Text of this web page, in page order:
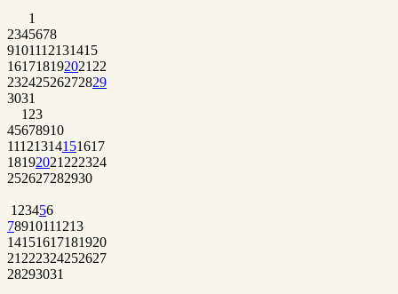
1
2345678
9101112131415
161718192021 22
23242526272829
3031
1 23
45678910
11121314151617
18192021 222324
252627282930
1 23456
78910111213
14151617181920
21 222324252627
28293031